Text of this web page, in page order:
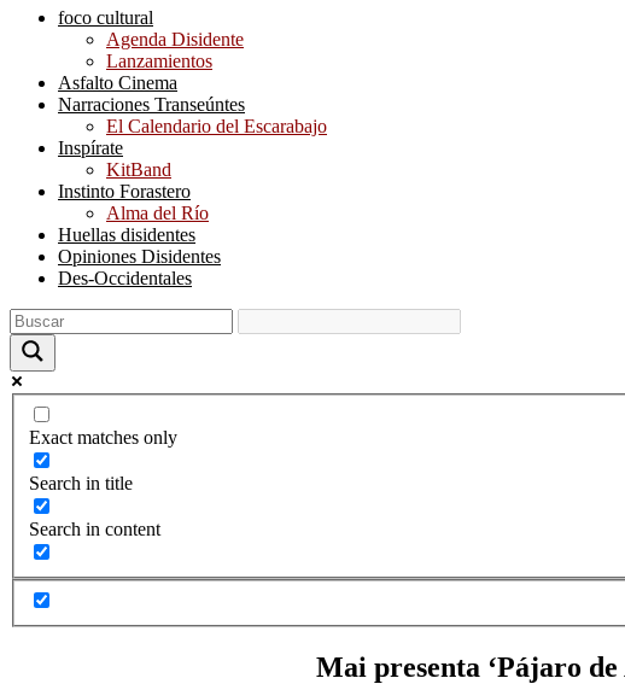
foco cultural
Agenda Disidente
Lanzamientos
Asfalto Cinema
Narraciones Transeúntes
El Calendario del Escarabajo
Inspírate
KitBand
Instinto Forastero
Alma del Río
Huellas disidentes
Opiniones Disidentes
Des-Occidentales
Exact matches only
Search in title
Search in content
Mai presenta ‘Pájaro